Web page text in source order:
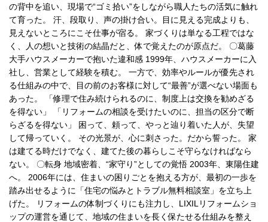
の背中を追い、現場で“ゴミ拾い”をしながら職人たちの活気に触れ
て育った。 汗、段取り、声の掛け合い。目に見える完成よりも、
見えないところにこそ仕事が宿る。 家づくりは単なる工程ではな
く、人の想いと技術の結晶だと、体で覚えたのが原点だ。 〇葛藤
大手ハウスメーカーで抱いた違和感 1999年、ハウスメーカーに入
社し、営業として経験を積む。 一方で、効率やルールが優先され
る仕組みの中で、目の前のお客様に対して“最善”が選べない場面も
あった。 「修理で住み続けられるのに、制度上は交換を勧めざる
を得ない」 「リフォームの相談を受けたいのに、担当の区分で断
らざるを得ない」 困って、頼って、やっと辿り着いた人が、失望
して帰っていく。 その光景が、心に刺さった。だから誓った。 家
は建てる時だけでなく、建てた後の暮らしこそ守らなければなら
ない。 〇転身 地域密着、“家守り”としての覚悟 2003年、東陽住建
へ。 2006年には、住まいの困りごとを抱える方が、最初の一歩を
踏み出せるように「住宅の悩みとトラブル無料相談室」を立ち上
げた。 リフォームの体制づくりにも注力し、LIXILリフォームショ
ップの運営を通じて、地域の住まいを長く保たせる仕組みを整え